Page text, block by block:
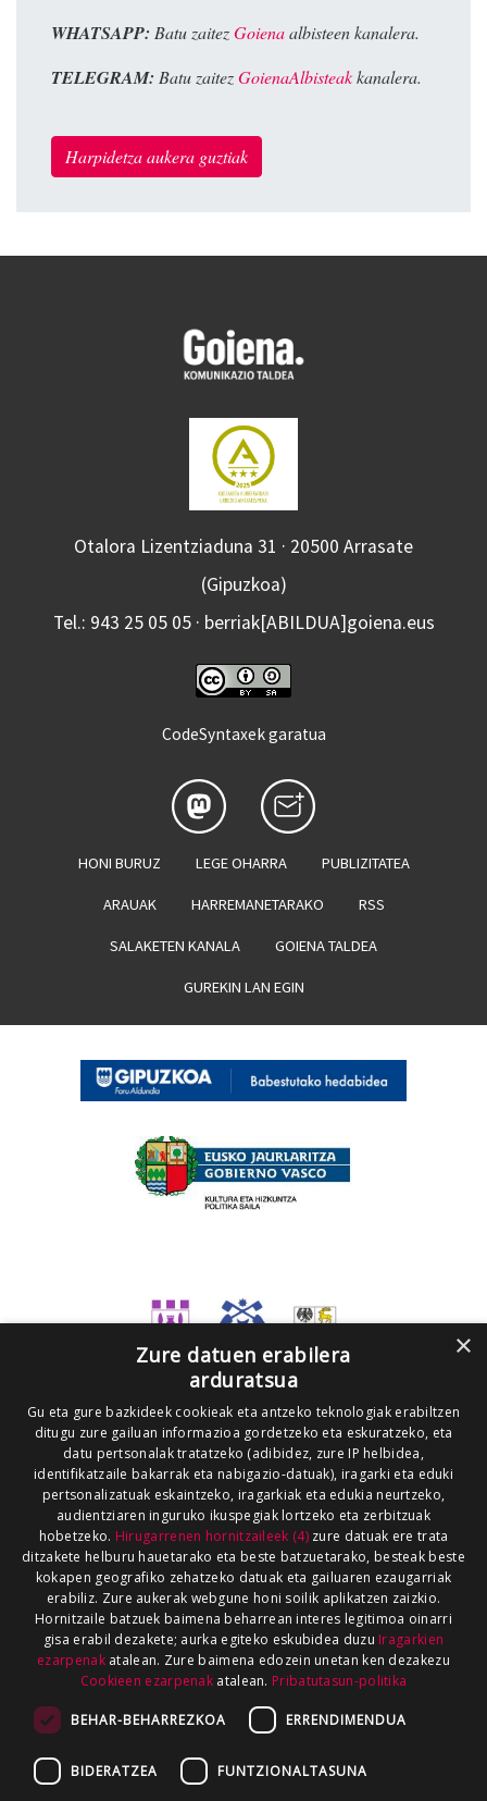
WHATSAPP: Batu zaitezGoienaalbisteen kanalera.
TELEGRAM: Batu zaitezGoienaAlbisteakkanalera.
Harpidetza aukera guztiak
Otalora Lizentziaduna 31 · 20500 Arrasate
(Gipuzkoa)
Tel.: 943 25 05 05 · berriak[ABILDUA]goiena.eus
CodeSyntaxek garatua
HONI BURUZ LEGE OHARRA PUBLIZITATEA
ARAUAK HARREMANETARAKO RSS
SALAKETEN KANALA GOIENA TALDEA
GUREKIN LAN EGIN
×
Zure datuen erabilera
arduratsua
Gu eta gure bazkideek cookieak eta antzeko teknologiak erabiltzen
ditugu zure gailuan informazioa gordetzeko eta eskuratzeko, eta
datu pertsonalak tratatzeko (adibidez, zure IP helbidea,
identifikatzaile bakarrak eta nabigazio-datuak), iragarki eta eduki
pertsonalizatuak eskaintzeko, iragarkiak eta edukia neurtzeko,
audientziaren inguruko ikuspegiak lortzeko eta zerbitzuak
hobetzeko. Hirugarrenen hornitzaileek (4)zure datuak ere trata
ditzakete helburu hauetarako eta beste batzuetarako, besteak beste
kokapen geografiko zehatzeko datuak eta gailuaren ezaugarriak
erabiliz. Zure aukerak webgune honi soilik aplikatzen zaizkio.
Hornitzaile batzuek baimena beharrean interes legitimoa oinarri
gisa erabil dezakete; aurka egiteko eskubidea duzu Iragarkien
ezarpenakatalean. Zure baimena edozein unetan ken dezakezu
Cookieen ezarpenak atalean. Pribatutasun-politika
BEHAR-BEHARREZKOA ERRENDIMENDUA
BIDERATZEA FUNTZIONALTASUNA